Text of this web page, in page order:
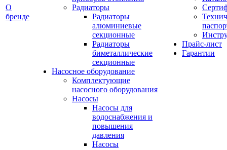
О
бренде
Радиаторы
Радиаторы
алюминиевые
секционные
Радиаторы
биметаллические
секционные
Насосное оборудование
Комплектующие
насосного оборудования
Насосы
Насосы для
водоснабжения и
повышения
давления
Насосы
Прайс-лист
Гарантии